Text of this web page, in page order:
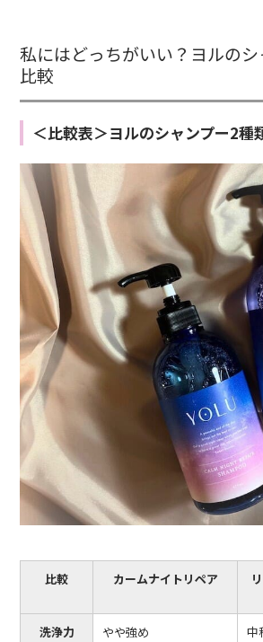
私にはどっちがいい？ヨルの
比較
＜比較表＞ヨルのシャンプー2種
比較 カームナイトリペア
洗浄力 やや強め 中